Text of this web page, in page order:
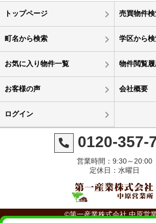
トップページ 売買物件
町名から検索 学区から
お気に入り物件一覧 物件閲覧
お客様の声 会社概要
ログイン
0120-357-
営業時間：9:30～20:00
定休日：水曜日
©第一産業株式会社 中原営